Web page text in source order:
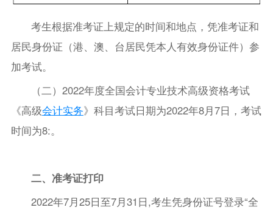
考生根据准考证上规定的时间和地点，凭准考证和
居民身份证（港、澳、台居民凭本人有效身份证件）参
加考试。
（二）2022年度全国会计专业技术高级资格考试
《高级会计实务》科目考试日期为2022年8月7日，考试
时间为8:。
二、准考证打印
2022年7月25日至7月31日,考生凭身份证号登录“全